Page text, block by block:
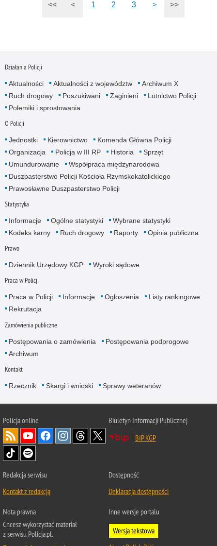
<< < 1 2 3 > >>
Działania Policji
Aktualności Aktualności z województw
Archiwum X
Ruch drogowy
Poszukiwani Zaginieni
Lotnictwo Policji
Polemiki i sprostowania
O Policji
Jednostki Kierownictwo
Komenda Główna Policji
Organizacja
Policja w III RP Historia
Sprzęt
Umundurowanie
Współpraca międzynarodowa
Duszpasterstwo Policji Kościoła Rzymskokatolickiego
Prawosławne Duszpasterstwo Policji
Statystyka
Informacje Ogólne statystyki
Wybrane statystyki
Kodeks karny
Ruch drogowy Raporty Opinia publiczna
Prawo
Dziennik Urzędowy KGP Wyroki sądowe
Praca w Policji
Praca w Policji Informacje Ogłoszenia
Listy rankingowe
Rekrutacja
Zamówienia publiczne
Postępowania o zamówienia
Postępowania podprogowe
Archiwum
Kontakt
Rzecznik Skargi i wnioski Sprawy weteranów
Policjaonline
Biuletyn Informacji Publicznej
BIP KGP
Redakcja serwisu
Kontakt z redakcją
Dostępność
Deklaracja dostępności
Nota prawna
Chcesz wykorzystać materiał
z serwisu Policja.pl.
Inne wersje portalu
Wersja tekstowa